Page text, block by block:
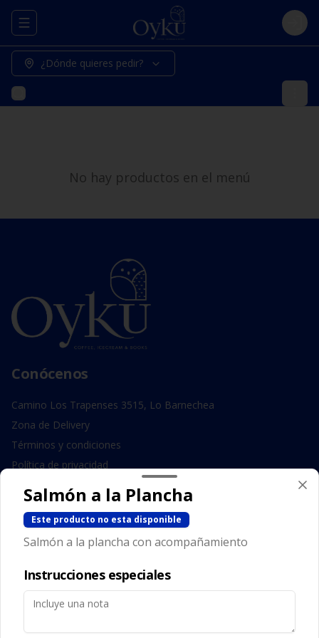
Abrir menu de navegación Login
¿Dónde quieres pedir?
No hay productos en el menú
Conócenos
Camino Los Trapenses 3515, Lo Barnechea
Zona de Delivery
Términos y condiciones
Política de privacidad
Redes sociales
Instagram
Facebook
Mi cuenta
Salmón a la Plancha
Este producto no esta disponible
Salmón a la plancha con acompañamiento
Instrucciones especiales